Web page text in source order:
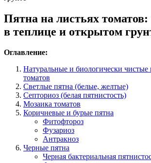
Пятна на листьях
в теплице и открытом
Оглавление:
Натуральные и биологически чистые
томатов
Светлые пятна (белые, желтые)
Септориоз (белая пятнистость)
Мозаика томатов
Коричневые и бурые пятна
Фитофтороз
Фузариоз
Антракноз
Черные пятна
Черная бактериальная